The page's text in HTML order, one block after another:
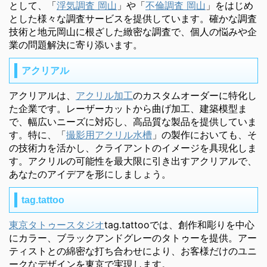
として、「浮気調査 岡山 」や「不倫調査 岡山 」をはじめ
とした様々な調査サービスを提供しています。確かな調査
技術と地元岡山に根ざした緻密な調査で、個人の悩みや企
業の問題解決に寄り添います。
アクリアル
アクリアルは、 アクリル加工のカスタムオーダーに特化し
た企業です。レーザーカットから曲げ加工、建築模型ま
で、幅広いニーズに対応し、高品質な製品を提供していま
す。特に、「撮影用アクリル水槽 」の製作においても、そ
の技術力を活かし、クライアントのイメージを具現化しま
す。アクリルの可能性を最大限に引き出すアクリアルで、
あなたのアイデアを形にしましょう。
tag.tattoo
東京タトゥースタジオtag.tattooでは、創作和彫りを中心
にカラー、ブラックアンドグレーのタトゥーを提供。アー
ティストとの綿密な打ち合わせにより、お客様だけのユニ
ークなデザインを東京で実現します。